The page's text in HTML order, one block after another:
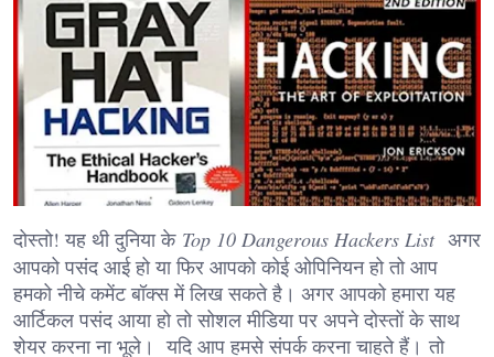
दोस्तो! यह थी दुनिया के Top 10 Dangerous Hackers List अगर
आपको पसंद आई हो या फिर आपको कोई ओपिनियन हो तो आप
हमको नीचे कमेंट बॉक्स में लिख सकते है। अगर आपको हमारा यह
आर्टिकल पसंद आया हो तो सोशल मीडिया पर अपने दोस्तों के साथ
शेयर करना ना भूले। यदि आप हमसे संपर्क करना चाहते हैं। तो